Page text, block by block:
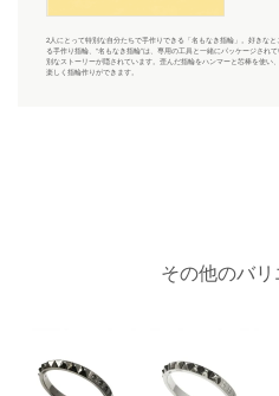
2人にとって特別な自分たちで手作りできる「名もなき指輪」。好きな
る手作り指輪、“名もなき指輪”は、専用の工具と一緒にパッケージされ
別なストーリーが隠されています。歪んだ指輪をハンマーと芯棒を使い
楽しく指輪作りができます。
その他のバ